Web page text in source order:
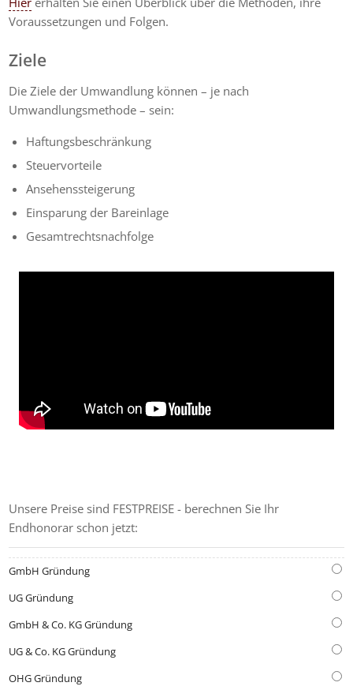
Voraussetzungen und Folgen.
Ziele
Die Ziele der Umwandlung können – je nach
Umwandlungsmethode – sein:
Haftungsbeschränkung
Steuervorteile
Ansehenssteigerung
Einsparung der Bareinlage
Gesamtrechtsnachfolge
Unsere Preise sind FESTPREISE - berechnen Sie Ihr
Endhonorar schon jetzt:
GmbH Gründung
UG Gründung
GmbH & Co. KG Gründung
UG & Co. KG Gründung
OHG Gründung